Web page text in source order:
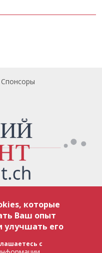
Спонсоры
об авторском праве и
частичное использование
редакции. В случае полного
сайта rusaccent.ch,
заимствованный
rusaccent.ch, являются
или частичное
которые
Ваш опыт
улучшать его
с